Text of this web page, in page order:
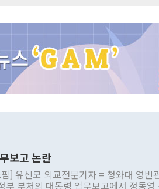
보고 논란
] 유신모 외교전문기자 = 청와대 영빈
부 부처의 대통령 업무보고에서 정동